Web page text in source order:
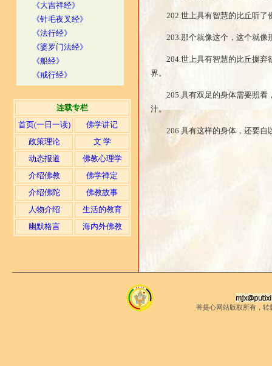
连载专栏
首页(一日一读)
佛学讲记
政策理论
文 学
动态报道
佛教心理学
介绍佛教
佛学禅定
介绍佛陀
佛教故事
人物介绍
生活的教育
幽默格言
海内外佛教
《大吉祥经》
《针毛夜叉经》
《法行经》
《婆罗门法经》
《船经》
《戒行经》
202.世上具有智慧的比丘听了
203.那个就像这个，这个就像
204.世上具有智慧的比丘摒
界。
205.具有双足的身体需要照
汁。
206.具有这样的身体，还要自
菩提心网站版权所有，